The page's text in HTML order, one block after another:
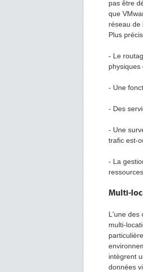
pas être
que
réseau de
Plus
- Le
physiques
- Une
- Des
- Une
trafic est-
- La
ressources.
Multi-
L'une des
multi-
intègrent
données